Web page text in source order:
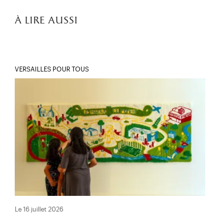
à lire aussi
VERSAILLES POUR TOUS
Le 16 juillet 2026